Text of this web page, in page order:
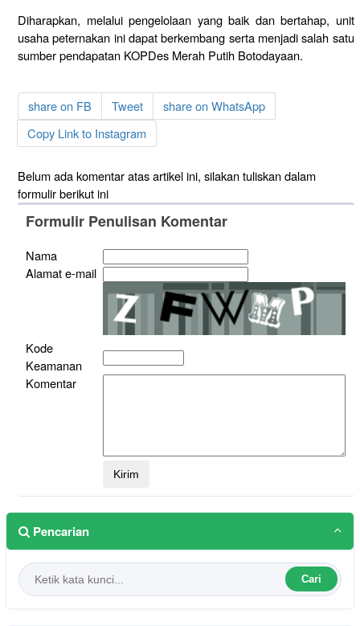
Diharapkan, melalui pengelolaan yang baik dan bertahap, unit
usaha peternakan ini dapat berkembang serta menjadi salah satu
sumber pendapatan KOPDes Merah Putih Botodayaan.
share on FB Tweet
share on WhatsApp
Copy Link to Instagram
Belum ada komentar atas artikel ini, silakan tuliskan dalam
formulir berikut ini
Formulir Penulisan Komentar
Nama
Alamat e-mail
Kode
Keamanan
Komentar
Pencarian
Cari